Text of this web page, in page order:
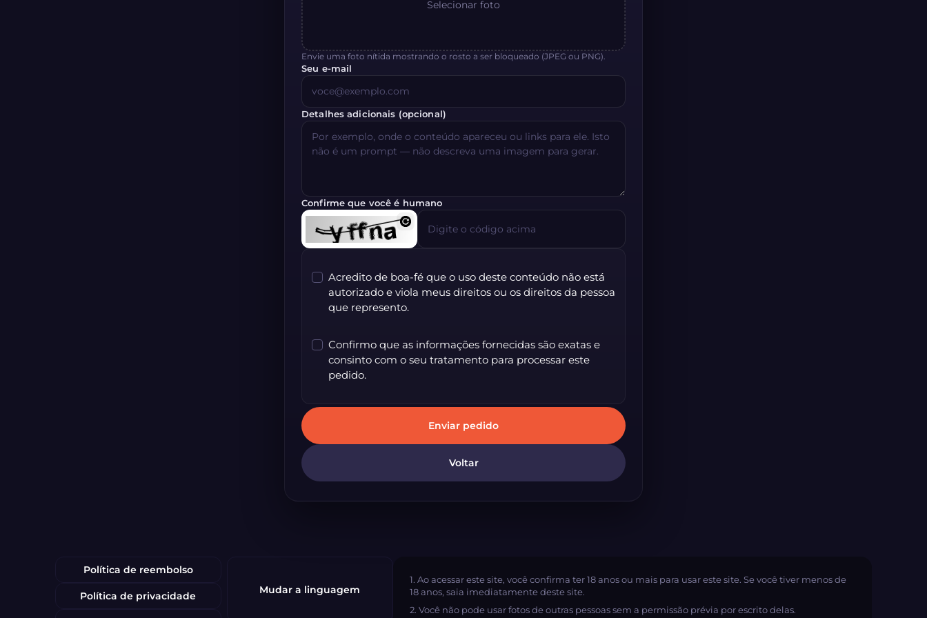
Selecionar foto
Envie uma foto nítida mostrando o rosto a ser bloqueado (JPEG ou PNG).
Seu e-mail
Detalhes adicionais (opcional)
Confirme que você é humano
Acredito de boa-fé que o uso deste conteúdo não está
autorizado e viola meus direitos ou os direitos da pessoa
que represento.
Confirmo que as informações fornecidas são exatas e
consinto com o seu tratamento para processar este
pedido.
Enviar pedido
Voltar
1. Ao acessar este site, você confirma ter 18 anos ou mais para usar este site. Se você tiver menos de
18 anos, saia imediatamente deste site.
2. Você não pode usar fotos de outras pessoas sem a permissão prévia por escrito delas.
Política de reembolso
Política de privacidade
Mudar a linguagem